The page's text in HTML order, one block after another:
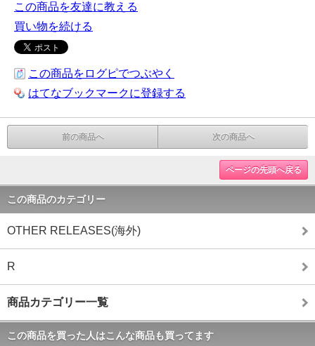
この商品を友達に教える
買い物を続ける
この商品をログピでつぶやく
はてなブックマークに登録する
前の商品へ 次の商品へ
ページの先頭へ戻る
この商品のカテゴリー
OTHER RELEASES(海外)
R
商品カテゴリー一覧
この商品を買った人はこんな商品も買ってます